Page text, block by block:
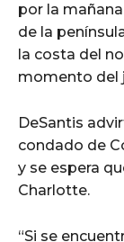
por la
de la
la costa del
momento del
DeSantis
condado de
y se espera
Charlotte.
“Si se